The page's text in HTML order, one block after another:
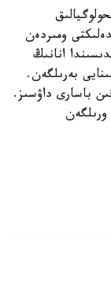
ومىردەن
انانىڭ
بەرىلگەن.
باسارى داۋسىز.
ورىلگەن